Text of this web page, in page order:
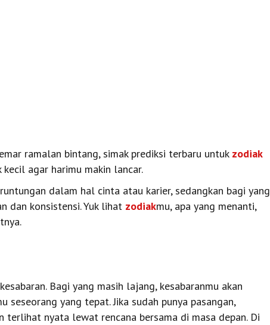
ramalan bintang, simak prediksi terbaru untuk zodiak
agar harimu makin lancar.
dalam hal cinta atau karier, sedangkan bagi yang
dan konsistensi. Yuk lihat zodiakmu, apa yang menanti,
Bagi yang masih lajang, kesabaranmu akan
seseorang yang tepat. Jika sudah punya pasangan,
terlihat nyata lewat rencana bersama di masa depan. Di